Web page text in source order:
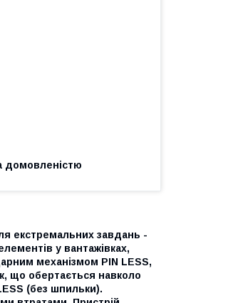
домовленістю
екстремальних завдань -
у вантажівках,
механізмом PIN LESS,
що обертається навколо
(без шпильки).